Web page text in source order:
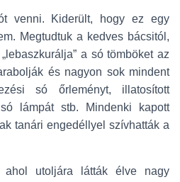
venni. Kiderült, hogy ez egy
Megtudtuk a kedves bácsitól,
a só tömböket az
és nagyon sok mindent
só őrleményt, illatosított
lámpát stb. Mindenki kapott
tanári engedéllyel szívhatták a
ahol utoljára látták élve nagy